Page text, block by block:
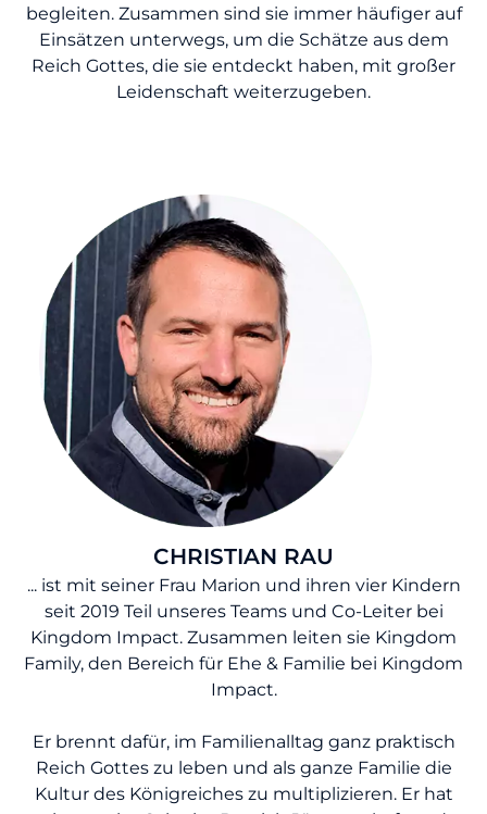
begleiten. Zusammen sind sie immer häufiger auf
Einsätzen unterwegs, um die Schätze aus dem
Reich Gottes, die sie entdeckt haben, mit großer
Leidenschaft weiterzugeben.
CHRISTIAN RAU
... ist mit seiner Frau Marion und ihren vier Kindern
seit 2019 Teil unseres Teams und Co-Leiter bei
Kingdom Impact. Zusammen leiten sie Kingdom
Family, den Bereich für Ehe & Familie bei Kingdom
Impact.
Er brennt dafür, im Familienalltag ganz praktisch
Reich Gottes zu leben und als ganze Familie die
Kultur des Königreiches zu multiplizieren. Er hat